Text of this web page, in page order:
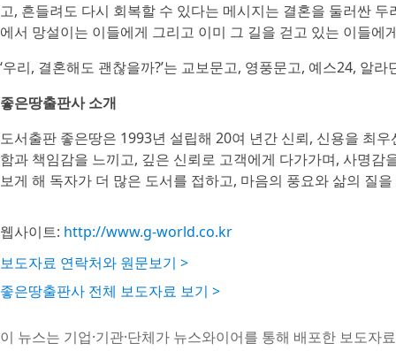
고, 흔들려도 다시 회복할 수 있다는 메시지는 결혼을 둘러싼
에서 망설이는 이들에게 그리고 이미 그 길을 걷고 있는 이들
‘우리, 결혼해도 괜찮을까?’는 교보문고, 영풍문고, 예스24, 알
좋은땅출판사 소개
도서출판 좋은땅은 1993년 설립해 20여 년간 신뢰, 신용을 최
함과 책임감을 느끼고, 깊은 신뢰로 고객에게 다가가며, 사명
보게 해 독자가 더 많은 도서를 접하고, 마음의 풍요와 삶의 질
웹사이트: http://www.g-world.co.kr
보도자료 연락처와 원문보기 >
좋은땅출판사 전체 보도자료 보기 >
이 뉴스는 기업·기관·단체가 뉴스와이어를 통해 배포한 보도자